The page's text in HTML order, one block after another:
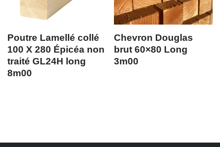
Poutre Lamellé collé
100 X 280 Épicéa non
traité GL24H long
8m00
Chevron Douglas
brut 60×80 Long
3m00